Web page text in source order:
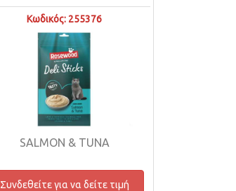
Κωδικός: 255376
SALMON & TUNA
Συνδεθείτε για να δείτε τιμή